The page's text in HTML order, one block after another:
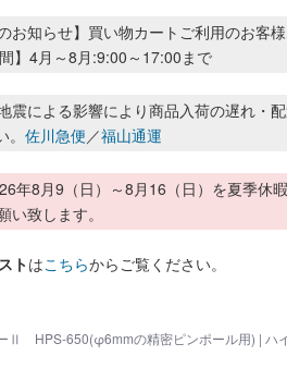
お知らせ】買い物カートご利用のお客
】4月～8月:9:00～17:00まで
震による影響により商品入荷の遅れ・
佐川急便／福山通運
年8月9（日）～8月16（日）を夏季休
致します。
トはこちらからご覧ください。
Ⅱ HPS-650(φ6mmの精密ピンポール用) | ハ